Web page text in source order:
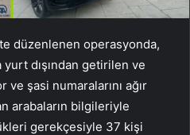
düzenlenen operasyonda,
dışından getirilen ve
şasi numaralarını ağır
arabaların bilgileriyle
gerekçesiyle 37 kişi